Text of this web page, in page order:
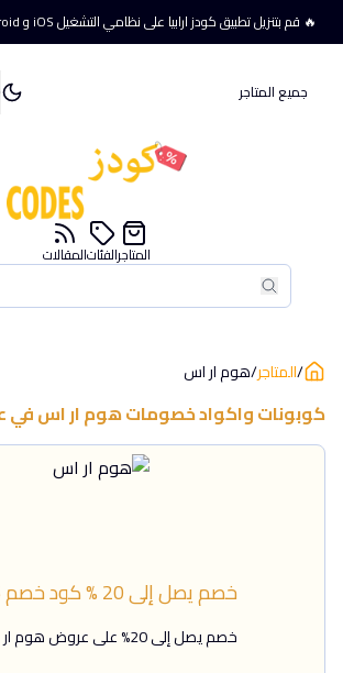
🔥 قم بتنزيل تطبيق كودز ارابيا على نظامي التشغيل iOS و Android 🔥
جميع المتاجر
بحث
بحث
المتاجرالفئاتالمقالات
/المتاجر/هوم ار اس
كوبونات واكواد خصوماتهوم ار اسفي
خصم يصل إلى 20 % كود خصم
خصم يصل إلى 20% على عروض هوم ار اس